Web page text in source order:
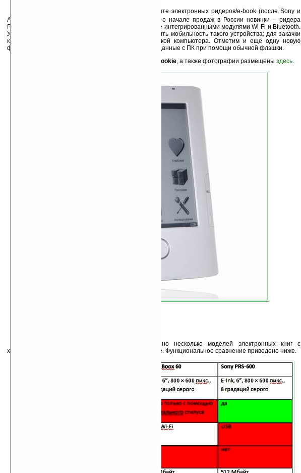
ретий по величине мировой бренд в сегменте электронных ридеров/e-book (после Sony и
Amazon), компания
, объявляет о начале продаж в России новинки – ридера
PocketBook 302 Cookie с сенсорным экраном, а также интегрированными модулями Wi-Fi и Bluetooth.
Указанные функции позволяют значительно увеличить мобильность такого устройства: для закачки
контента теперь не обязательно наличие под рукой компьютера. Отметим и еще одну новую
функцию: USB-хост, который позволяет переносить данные с ПК при помощи обычной флэшки.
PocketBook 302 Cookie, а также фотографии размещены здесь.
Сегодня на российском рынке представлено несколько моделей электронных книг с
характеристиками сходными с PocketBook 302 Cookie. Функциональное сравнение приведено ниже.